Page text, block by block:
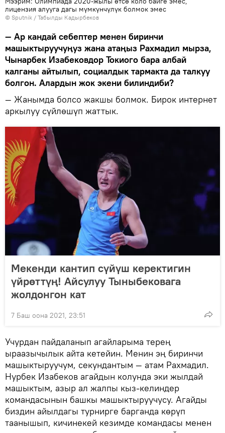
лицензия алууга дагы мүмкүнчүлүк болмок эмес
© Sputnik / Табылды Кадырбеков
— Ар кандай себептер менен биринчи
машыктыруучуңуз жана атаңыз Рахмадил мырза,
Чынарбек Изабековдор Токиого бара албай
калганы айтылып, социалдык тармакта да талкуу
болгон. Алардын жок экени билиндиби?
— Жанымда болсо жакшы болмок. Бирок интернет
аркылуу сүйлөшүп жаттык.
Мекенди кантип сүйүш керектигин
үйрөттүң! Айсулуу Тыныбековага
жолдонгон кат
7 Баш оона 2021, 23:51
Учурдан пайдаланып агайларыма терең
ыраазычылык айта кетейин. Менин эң биринчи
машыктыруучум, секундантым — атам Рахмадил.
Нурбек Изабеков агайдын колунда эки жылдай
машыктым, азыр ал жалпы кыз-келиндер
командасынын башкы машыктыруучусу. Агайды
биздин айылдагы турнирге барганда көрүп
таанышып, кичинекей кезимде командасы менен